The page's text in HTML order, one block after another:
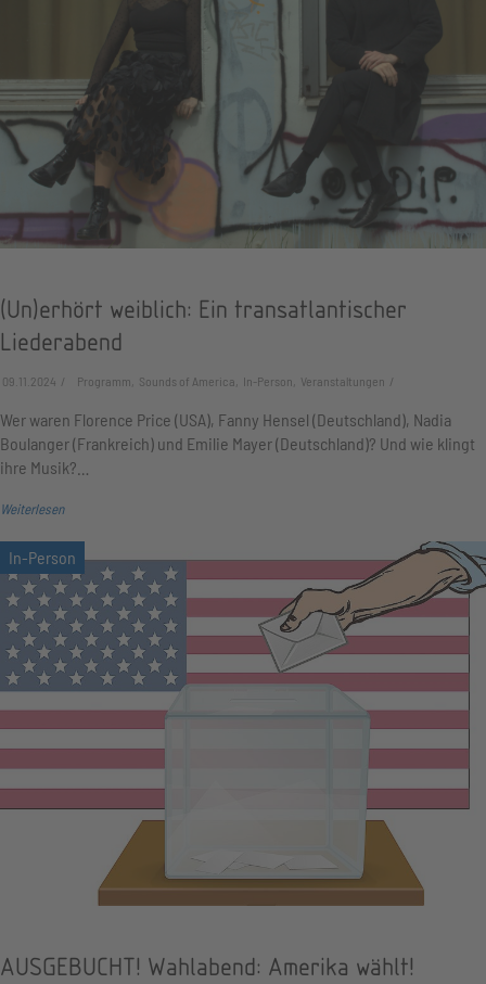
(Un)erhört weiblich: Ein transatlantischer
Liederabend
09.11.2024 Programm, Sounds of America, In-Person, Veranstaltungen
Wer waren Florence Price (USA), Fanny Hensel (Deutschland), Nadia
Boulanger (Frankreich) und Emilie Mayer (Deutschland)? Und wie klingt
ihre Musik?…
Weiterlesen
AUSGEBUCHT! Wahlabend: Amerika wählt!